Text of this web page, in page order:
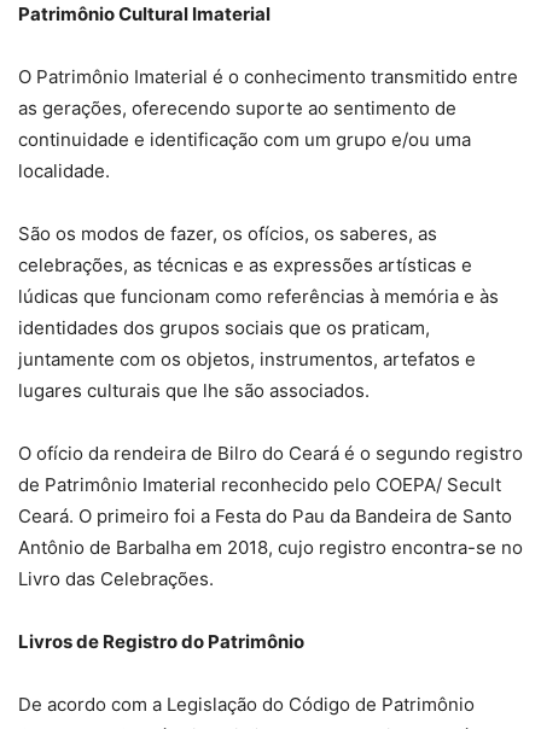
Patrimônio Cultural Imaterial
O Patrimônio Imaterial é o conhecimento transmitido entre
as gerações, oferecendo suporte ao sentimento de
continuidade e identificação com um grupo e/ou uma
localidade.
São os modos de fazer, os ofícios, os saberes, as
celebrações, as técnicas e as expressões artísticas e
lúdicas que funcionam como referências à memória e às
identidades dos grupos sociais que os praticam,
juntamente com os objetos, instrumentos, artefatos e
lugares culturais que lhe são associados.
O ofício da rendeira de Bilro do Ceará é o segundo registro
de Patrimônio Imaterial reconhecido pelo COEPA/ Secult
Ceará. O primeiro foi a Festa do Pau da Bandeira de Santo
Antônio de Barbalha em 2018, cujo registro encontra-se no
Livro das Celebrações.
Livros de Registro do Patrimônio
De acordo com a Legislação do Código de Patrimônio